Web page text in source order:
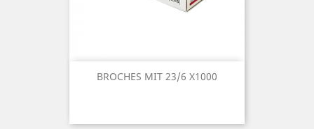
BROCHES MIT 23/6 X1000